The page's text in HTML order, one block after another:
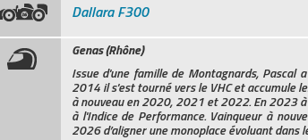
Dallara F300
Genas (Rhône)
Issue d'une famille de Montagnards, Pascal
2014 il s'est tourné vers le VHC et accumule
à nouveau en 2020, 2021 et 2022. En 2023
à l'Indice de Performance. Vainqueur à
2026 d’aligner une monoplace évoluant dans